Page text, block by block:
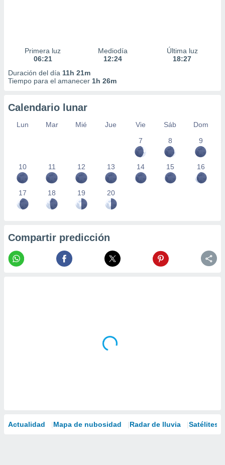
Primera luz
06:21
Mediodía
12:24
Última luz
18:27
Duración del día 11h 21m
Tiempo para el amanecer 1h 26m
Calendario lunar
Lun Mar Mié Jue Vie Sáb
Dom
7
8 9
10 11 12 13 14 15 16
17 18 19 20
Compartir predicción
Actualidad Mapa de nubosidad Radar de lluvia Satélites